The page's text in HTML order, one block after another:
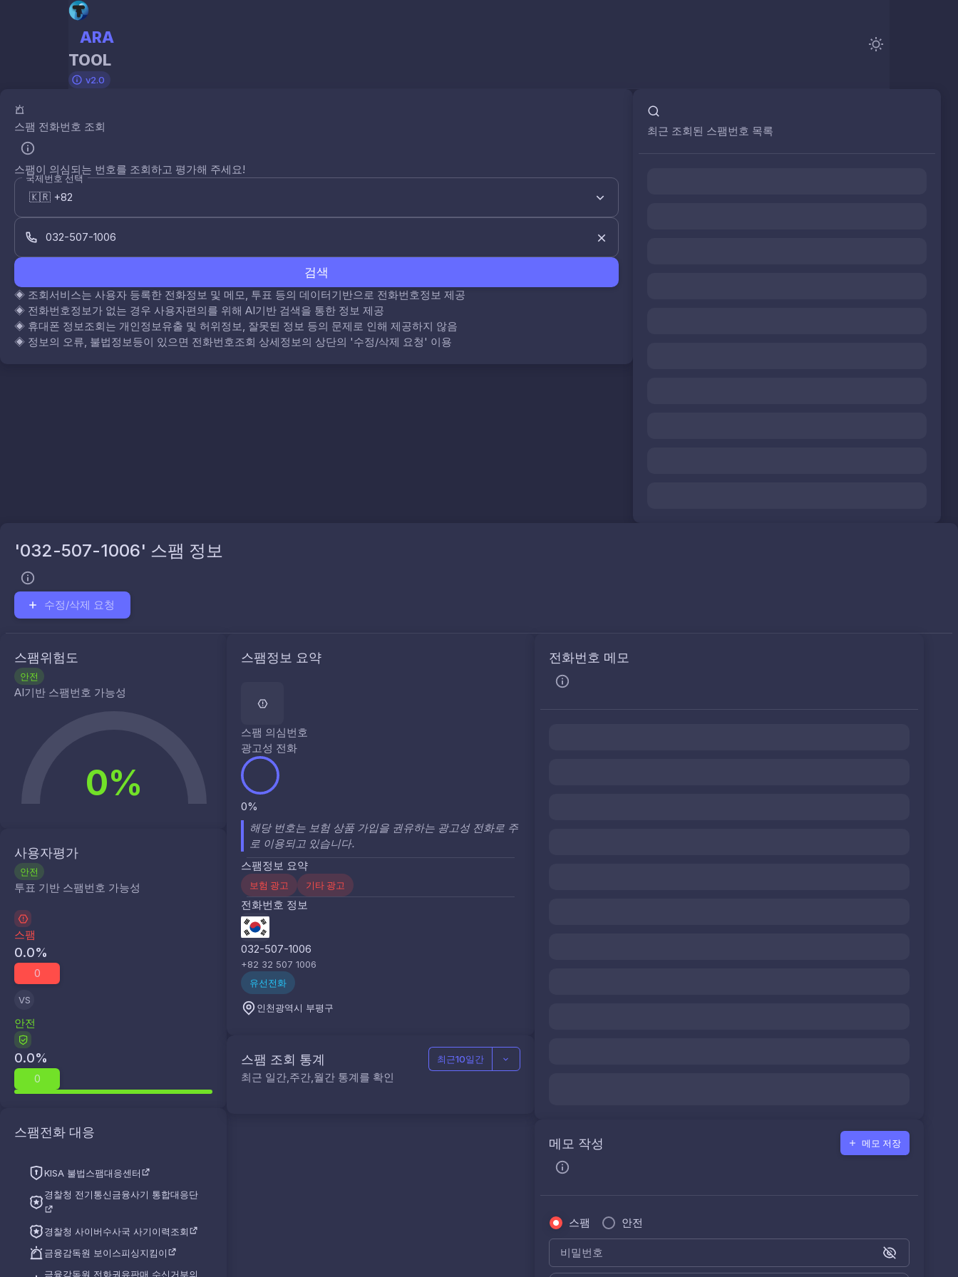
ARA
TOOL
v2.0
스팸 전화번호 조회
스팸이 의심되는 번호를 조회하고 평가해 주세요!
국제번호 선택
검색
◈ 조회서비스는 사용자 등록한 전화정보 및 메모, 투표 등의 데이터기반으로 전화번호정보 제공
◈ 전화번호정보가 없는 경우 사용자편의를 위해 AI기반 검색을 통한 정보 제공
◈ 휴대폰 정보조회는 개인정보유출 및 허위정보, 잘못된 정보 등의 문제로 인해 제공하지 않음
◈ 정보의 오류, 불법정보등이 있으면 전화번호조회 상세정보의 상단의 '수정/삭제 요청' 이용
최근 조회된 스팸번호 목록
'032-507-1006' 스팸 정보
수정/삭제 요청
스팸위험도
안전
AI기반 스팸번호 가능성
0%
사용자평가
안전
투표 기반 스팸번호 가능성
스팸
0.0%
0
VS
안전
0.0%
0
스팸전화 대응
KISA 불법스팸대응센터
경찰청 전기통신금융사기 통합대응단
경찰청 사이버수사국 사기이력조회
금융감독원 보이스피싱지킴이
금융감독원 전화권유판매 수신거부의
스팸정보 요약
스팸 의심번호
광고성 전화
0%
해당 번호는 보험 상품 가입을 권유하는 광고성 전화로 주
로 이용되고 있습니다.
스팸정보 요약
보험 광고 기타 광고
전화번호 정보
032-507-1006
+82 32 507 1006
유선전화
인천광역시 부평구
스팸 조회 통계
최근 일간,주간,월간 통계를 확인
최근10일간
전화번호 메모
메모 작성 메모 저장
스팸 안전
비밀번호